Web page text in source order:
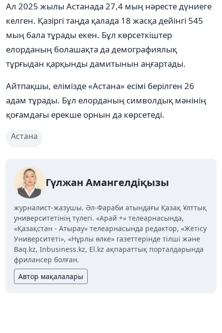
Ал 2025 жылы Астанада 27,4 мың нәресте дүниеге
келген. Қазіргі таңда қалада 18 жасқа дейінгі 545
мың бала тұрады екен. Бұл көрсеткіштер
елорданың болашақта да демографиялық
тұрғыдан қарқынды дамитынын аңғартады.
Айтпақшы, елімізде «Астана» есімі берілген 26
адам тұрады. Бұл елорданың символдық мәнінің
қоғамдағы ерекше орнын да көрсетеді.
Астана
Гүлжан Амангелдіқызы
журналист-жазушы. Әл-Фараби атындағы Қазақ Ұлттық
университетінің түлегі. «Арай +» телеарнасында,
«Қазақстан - Атырау» телеарнасында редактор, «Жетісу
Университеті», «Нұрлы өлке» газеттерінде тілші және
Baq.kz, Inbusiness.kz, El.kz ақпараттық порталдарында
фрилансер болған.
Автор мақалалары